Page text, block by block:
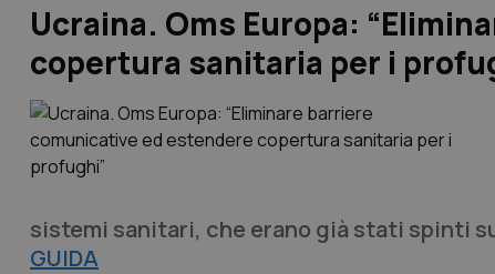
Ucraina. Oms Europa:
copertura sanitaria per i
sistemi sanitari, che erano già stati spinti
GUIDA